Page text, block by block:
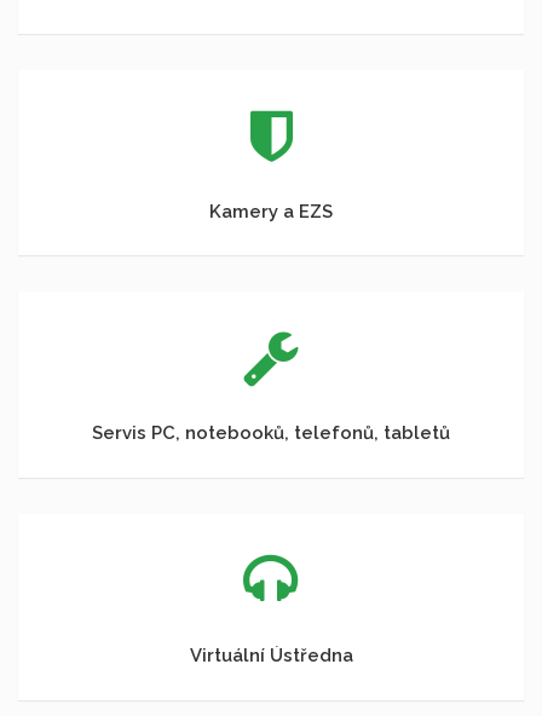
Kamery a EZS
Servis PC, notebooků, telefonů, tabletů
Virtuální Ústředna